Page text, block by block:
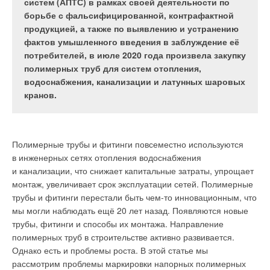
борьбе с фальсифицированной, контрафактной
продукцией, а также по выявлению и устранению
фактов умышленного введения в заблуждение её
потребителей, в июле 2020 года произвела закупку
полимерных труб для систем отопления,
водоснабжения, канализации и латунных шаровых
кранов.
Полимерные трубы и фитинги повсеместно используются
в инженерных сетях отопления водоснабжения
и канализации, что снижает капитальные затраты, упрощает
монтаж, увеличивает срок эксплуатации сетей. Полимерные
трубы и фитинги перестали быть чем-то инновационным, что
мы могли наблюдать ещё 20 лет назад. Появляются новые
трубы, фитинги и способы их монтажа. Направление
полимерных труб в строительстве активно развивается.
Однако есть и проблемы роста. В этой статье мы
рассмотрим проблемы маркировки напорных полимерных
лайнере, плывущем посреди океана, или
в автомобильном тоннеле. Особенно опасны
пожары, возникающие в местах, где ежедневно
собирается большое количество людей:
метрополитен, высотные здания, больницы или
офисы…
других) должны использоваться противопожарные системы,
способные в наикратчайший срок локализовать очаг
возгорания на большой площади без негативных
последствий для людей, находящихся в зоне пожара.
На строительном рынке объектов жилищного
и общественного назначения всё бóльшую популярность
набирает автоматическая система пожаротушения
тонкораспыленной водой (ТРВ). Принцип пожаротушения
ТРВ на сегодняшний день признан наиболее эффективным
будущем специалисты заводов по производству
унитазов должны знать, что уменьшение
гидравлического сопротивления каналов полости
обода и связанное с этим ухудшение очищения
передней части чаши унитаза компенсируется
увеличением расхода воды на смыв, то есть
увеличением скорости её течения за счёт
Строительные правила в США обязывают американских
строителей делать разводку канализации под перекрытиями
зданий. В результате расстояние между чашей унитаза
и горизонтальными трубами канализации составляет
внушительную величину (до 0,5 м). Последнее позволяет
при спуске воды обеспечить сифонирующий эффект,
который как насос выкачивает содержимое унитаза
в канализационную сеть. Это позволяет заокеанским